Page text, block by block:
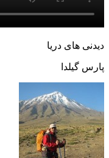
دیدنی های دریا
پارس گیلدا